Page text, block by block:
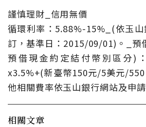
謹慎理財_信用無價
循環利率：5.88%-15%_(依玉
訂，基準日：2015/09/01)。_預
預借現金約定結付幣別區分)
x3.5%+(新臺幣150元/5美元/
他相關費率依玉山銀行網站及申請
相關文章